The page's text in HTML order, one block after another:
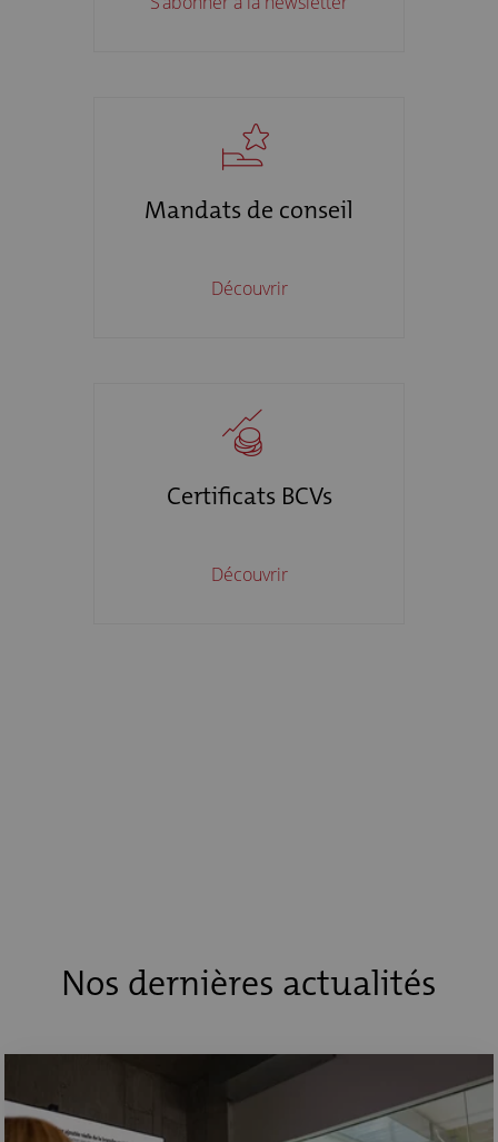
Mandats de conseil
Découvrir
Certificats BCVs
Découvrir
Nos dernières actualités